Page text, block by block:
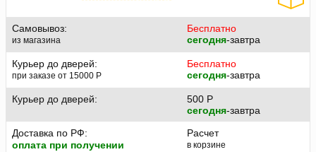
Самовывоз:
из магазина
Бесплатно
сегодня-завтра
Курьер до дверей:
при заказе от 15000 P
Бесплатно
сегодня-завтра
Курьер до дверей: 500 P
сегодня-завтра
Доставка по РФ:
оплата при получении
Расчет
в корзине